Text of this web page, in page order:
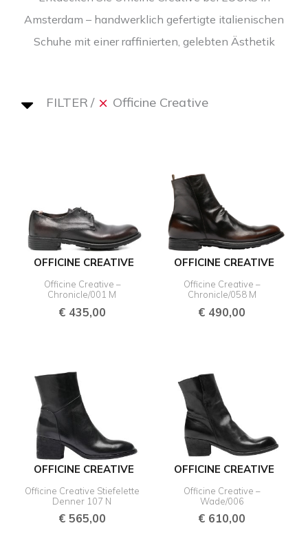
Amsterdam – handwerklich gefertigte italienischen
Schuhe mit einer raffinierten, gelebten Ästhetik
FILTER Officine Creative
OFFICINE CREATIVE
Officine Creative –
Chronicle/001 M
€435,00
OFFICINE CREATIVE
Officine Creative –
Chronicle/058 M
€ 490,00
OFFICINE CREATIVE
Officine Creative Stiefelette
Denner 107 N
€565,00
OFFICINE CREATIVE
Officine Creative –
Wade/006
€ 610,00